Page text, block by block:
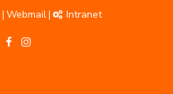
| Webmail| Intranet